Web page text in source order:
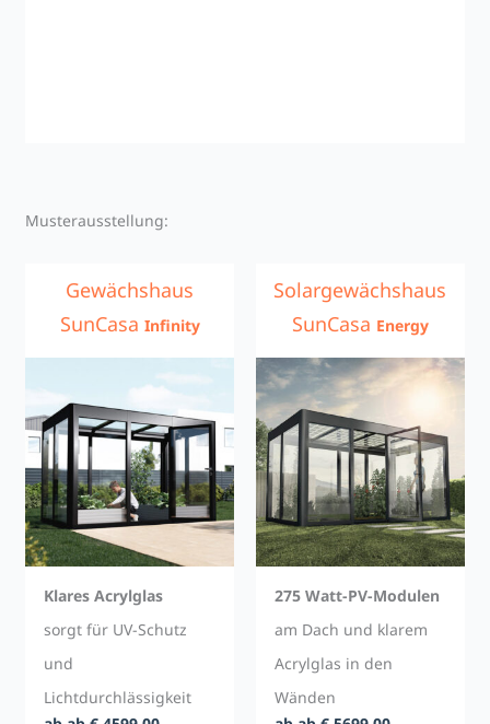
Musterausstellung:
Gewächshaus
SunCasa Infinity
Klares Acrylglas
sorgt für UV-Schutz
und
Lichtdurchlässigkeit
Solargewächshaus
SunCasa Energy
275 Watt-PV-Modulen
am Dach und klarem
Acrylglas in den
Wänden